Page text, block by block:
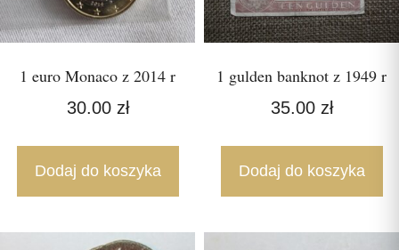
1 euro Monaco z 2014 r
30.00 zł
Dodaj do koszyka
1 gulden banknot z 1949 r
35.00 zł
Dodaj do koszyka